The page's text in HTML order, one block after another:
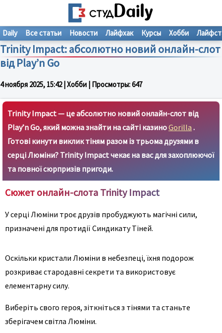
Trinity Impact: абсолютно новий онлайн-слот
від Play’n Go
4 ноября 2025, 15:42| Хобби | Просмотры:647
Daily Все статьи Новости Лайфхак Курсы Хобби
Trinity Impact — це абсолютно новий онлайн-слот від
Play’n Go, який можна знайти на сайті казиноGorilla .
Готові кинути виклик тіням разом із трьома друзями в
серці Люміни? Trinity Impact чекає на вас для захоплюючої
та повної сюрпризів пригоди.
Сюжет онлайн-слота Trinity Impact
У серці Люміни троє друзів пробуджують магічні сили,
призначені для протидії Синдикату Тіней.
Оскільки кристали Люміни в небезпеці, їхня подорож
розкриває стародавні секрети та використовує
елементарну силу.
Виберіть свого героя, зіткніться з тінями та станьте
зберігачем світла Люміни.